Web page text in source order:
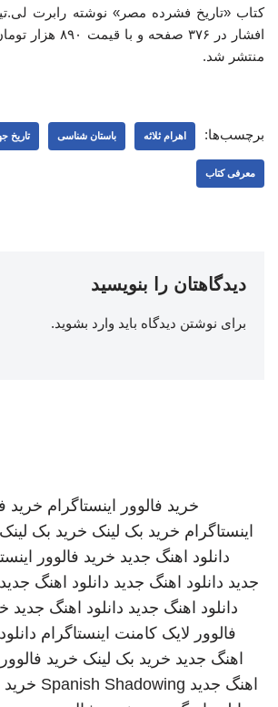
کتاب «تاریخ فشرده مصر» نوشته رابرت
افشار در ۳۷۶ صفحه
منتشر شد.
برچسب‌ها: اهرام ثلاثه باستان شناسی تاریخ
معرفی کتاب
دیدگاهتان را بنویسید
برای نوشتن دیدگاه باید وارد بشوید.
خرید فالوور اینستاگرام خرید
اینستاگرام خرید بک لینک خرید بک لینک
دانلود اهنگ جدید خرید فالوور
جدید دانلود اهنگ جدید دانلود اهنگ جدید
دانلود اهنگ جدید دانلود اهنگ جدید
فالوور لایک کامنت اینستاگرام
اهنگ جدید خرید بک لینک خرید
اهنگ جدید Spanish Shadowing خرید